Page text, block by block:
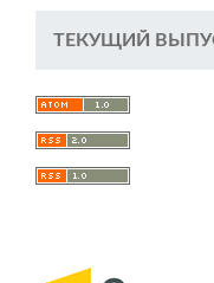
ТЕКУЩИЙ